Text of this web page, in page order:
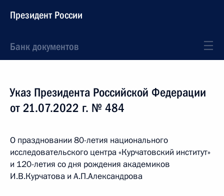
Президент России
Банк документов
Указ Президента Российской Федерации
от 21.07.2022 г. № 484
О праздновании 80-летия национального
исследовательского центра «Курчатовский институт»
и 120-летия со дня рождения академиков
И.В.Курчатова и А.П.Александрова